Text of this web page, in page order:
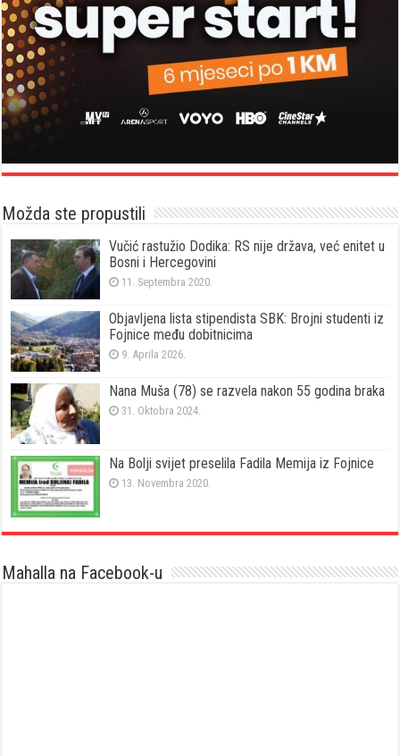
Možda ste propustili
Vučić rastužio Dodika: RS nije država, već enitet u
Bosni i Hercegovini
11. Septembra 2020.
Objavljena lista stipendista SBK: Brojni studenti iz
Fojnice među dobitnicima
9. Aprila 2026.
Nana Muša (78) se razvela nakon 55 godina braka
31. Oktobra 2024.
Na Bolji svijet preselila Fadila Memija iz Fojnice
13. Novembra 2020.
Mahalla na Facebook-u